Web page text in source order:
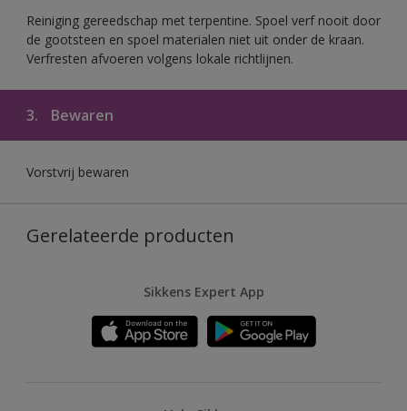
Reiniging gereedschap met terpentine. Spoel verf nooit door
de gootsteen en spoel materialen niet uit onder de kraan.
Verfresten afvoeren volgens lokale richtlijnen.
3. Bewaren
Vorstvrij bewaren
Gerelateerde producten
Sikkens Expert App